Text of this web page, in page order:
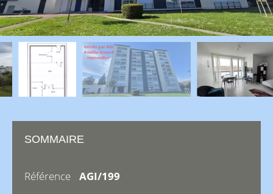
SOMMAIRE
Référence
AGI/199